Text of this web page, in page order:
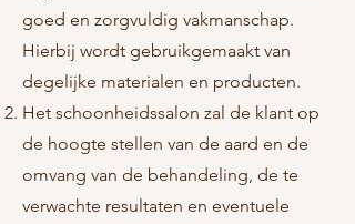
goed en zorgvuldig vakmanschap.
Hierbij wordt gebruikgemaakt van
degelijke materialen en producten.
Het schoonheidssalon zal de klant op
de hoogte stellen van de aard en de
omvang van de behandeling, de te
verwachte resultaten en eventuele